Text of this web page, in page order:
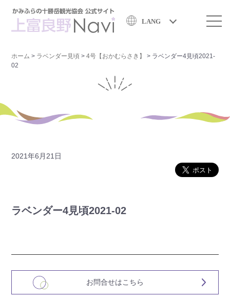
LANG
ホーム > ラベンダー見頃 >4号【おかむらさき】 > ラベンダー4見頃2021-
02
2021年6月21日
ラベンダー4見頃2021-02
お問合せはこちら